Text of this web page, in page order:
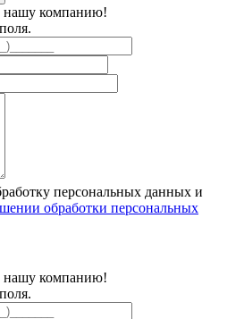
нашу компанию!
персональных данных и
обработки персональных
нашу компанию!